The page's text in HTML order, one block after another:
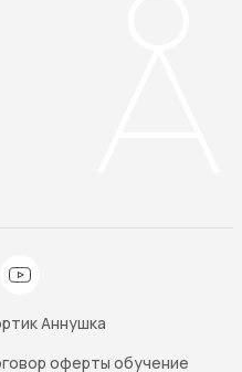
Аннушка
оферты обучение